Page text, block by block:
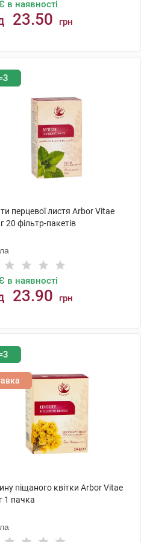
в наявності
23.50 грн
перцевої листя Arbor Vitae
20 фільтр-пакетів
в наявності
23.90 грн
піщаного квітки Arbor Vitae
1 пачка